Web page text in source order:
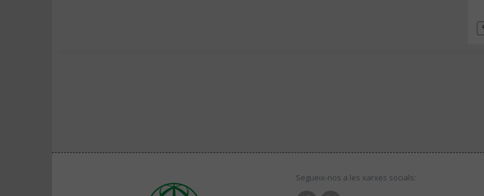
Segueix-nos a les xarxes socials: